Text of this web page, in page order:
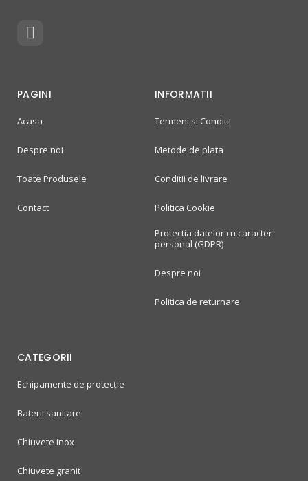
PAGINI
Acasa
Despre noi
Toate Produsele
Contact
INFORMATII
Termeni si Conditii
Metode de plata
Conditii de livrare
Politica Cookie
Protectia datelor cu caracter
personal (GDPR)
Despre noi
Politica de returnare
CATEGORII
Echipamente de protecție
Baterii sanitare
Chiuvete inox
Chiuvete granit